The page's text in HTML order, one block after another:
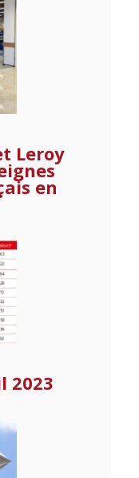
Leroy
en
2023